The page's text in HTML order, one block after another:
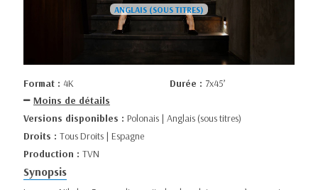
Format : 4K Durée : 7x45’
Moins de détails
Versions disponibles : Polonais | Anglais (sous titres)
Droits : Tous Droits | Espagne
Production : TVN
Synopsis